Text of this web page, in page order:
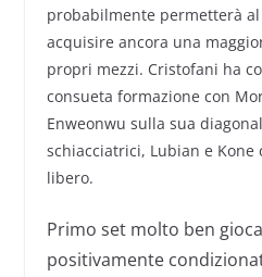
probabilmente permetterà
acquisire ancora una
propri mezzi. Cristofani ha
consueta formazione con
Enweonwu sulla sua
schiacciatrici, Lubian e Kone
libero.
Primo set molto ben
positivamente